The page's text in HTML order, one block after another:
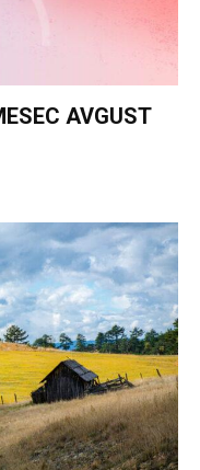
AVGUST